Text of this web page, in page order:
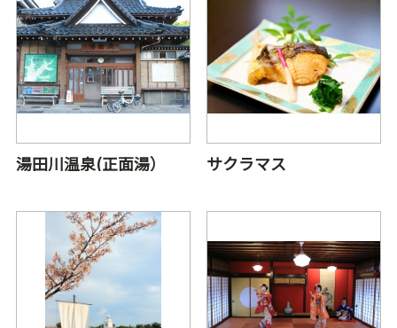
湯田川温泉(正面湯） サクラマス